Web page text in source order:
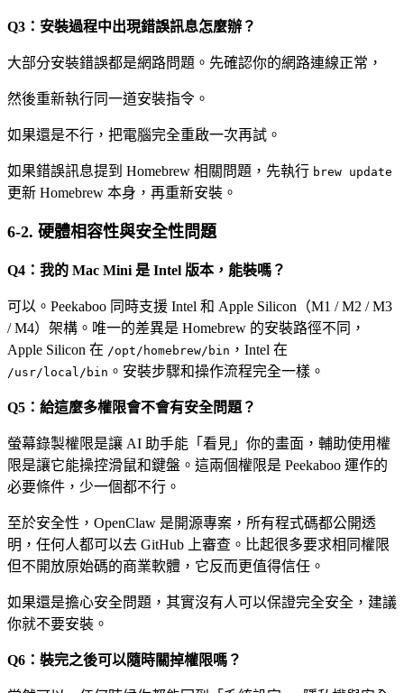
Q3：安裝過程中出現錯誤訊息怎麼辦？
大部分安裝錯誤都是網路問題。先確認你的網路連線正常，
然後重新執行同一道安裝指令。
如果還是不行，把電腦完全重啟一次再試。
如果錯誤訊息提到 Homebrew 相關問題，先執行 brew update
更新 Homebrew 本身，再重新安裝。
6-2. 硬體相容性與安全性問題
Q4：我的 Mac Mini 是 Intel 版本，能裝嗎？
可以。Peekaboo 同時支援 Intel 和 Apple Silicon（M1 / M2 / M3
/ M4）架構。唯一的差異是 Homebrew 的安裝路徑不同，
Apple Silicon 在 /opt/homebrew/bin ，Intel 在
/usr/local/bin 。安裝步驟和操作流程完全一樣。
Q5：給這麼多權限會不會有安全問題？
螢幕錄製權限是讓 AI 助手能「看見」你的畫面，輔助使用權
限是讓它能操控滑鼠和鍵盤。這兩個權限是 Peekaboo 運作的
必要條件，少一個都不行。
至於安全性，OpenClaw 是開源專案，所有程式碼都公開透
明，任何人都可以去 GitHub 上審查。比起很多要求相同權限
但不開放原始碼的商業軟體，它反而更值得信任。
如果還是擔心安全問題，其實沒有人可以保證完全安全，建議
你就不要安裝。
Q6：裝完之後可以隨時關掉權限嗎？